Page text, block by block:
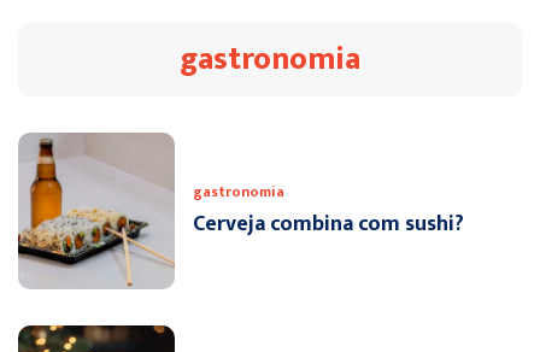
gastronomia
gastronomia
Cerveja combina com sushi?